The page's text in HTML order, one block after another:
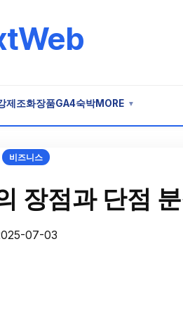
제조화장품GA4숙박MORE ▼
비즈니스
장점과 단점
07-03